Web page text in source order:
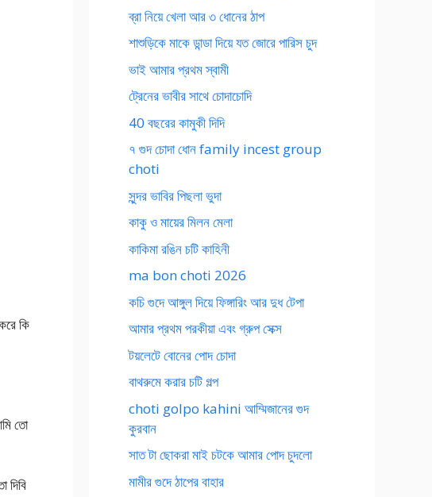
কি
তো
দিবি
ব্রা নিয়ে খেলা আর ৩ ধোনের ঠাপ
শাশুড়িকে মাকে ডান্ডা দিয়ে যত জোরে পারিস চুদ
ভাই আমার প্রথম স্বামী
ট্রেনের ভাবীর সাথে চোদাচোদি
40 বছরের কামুকী দিদি
৭ গুদ চোদা ধোন family incest group
choti
সুন্দর ভাবির পিছলা ভুদা
কাকু ও মায়ের মিলন মেলা
কাকিমা রঙিন চটি কাহিনী
ma bon choti 2026
কচি গুদে আঙ্গুল দিয়ে ফিঙ্গারিং আর দুধ টেপা
আমার প্রথম পরকীয়া এবং গ্রুপ সেক্স
টয়লেটে বোনের পোদ চোদা
বাথরুমে করার চটি গল্প
choti golpo kahini আম্মিজানের গুদ
কুরবান
সাত টা ছোকরা মাই চটকে আমার পোদ চুদলো
মামীর গুদে ঠাপের বাহার